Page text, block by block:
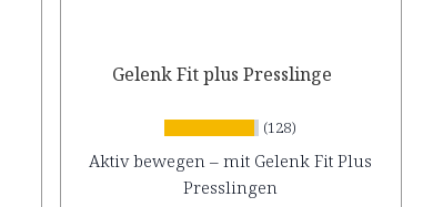
Gelenk Fit plus Presslinge
(128)
Aktiv bewegen – mit Gelenk Fit Plus
Presslingen